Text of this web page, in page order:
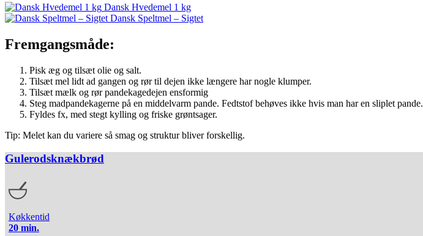
Dansk Hvedemel 1 kg
Dansk Speltmel – Sigtet
Fremgangsmåde:
Pisk æg og tilsæt olie og salt.
Tilsæt mel lidt ad gangen og rør til dejen ikke længere har nogle klumper.
Tilsæt mælk og rør pandekagedejen ensformig
Steg madpandekagerne på en middelvarm pande. Fedtstof behøves ikke hvis man har en sliplet pande.
Fyldes fx, med stegt kylling og friske grøntsager.
Tip: Melet kan du variere så smag og struktur bliver forskellig.
Gulerodsknækbrød
Køkkentid
20 min.